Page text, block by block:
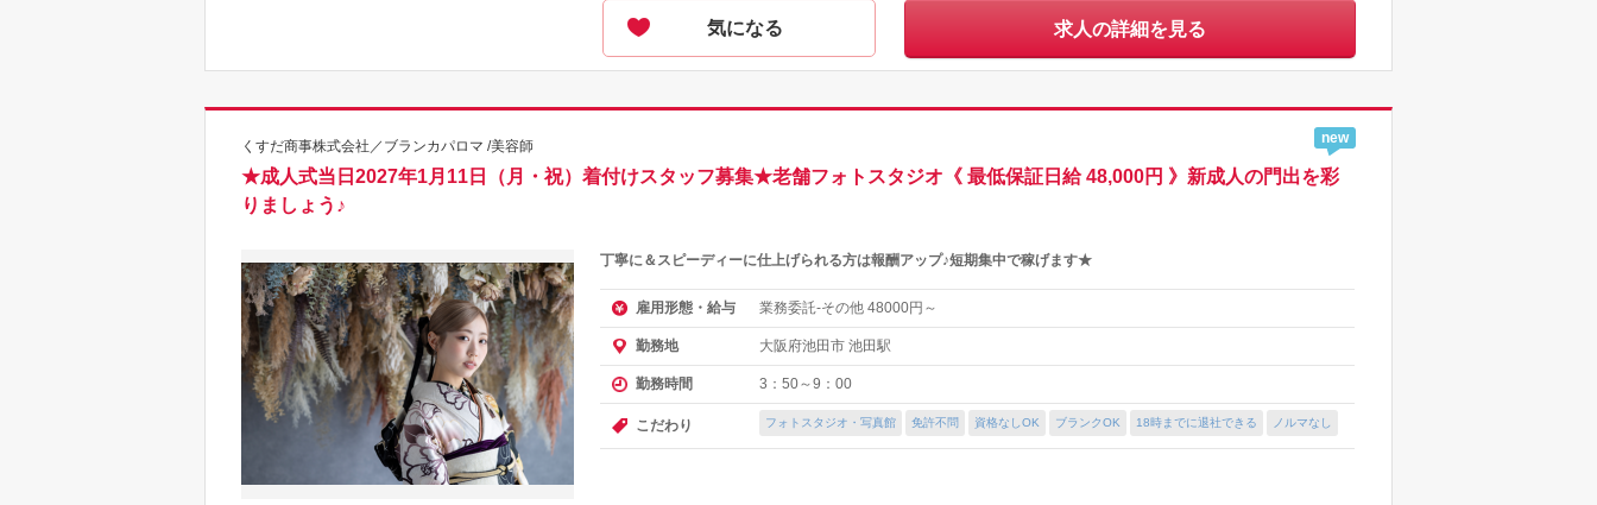
気になる 求人の詳細を見る
くすだ商事株式会社／ブランカパロマ /美容師 new
★成人式当日2027年1月11日（月・祝）着付けスタッフ募集★老舗フォトスタジオ《 最低保証日給 48,000円 》新成人の門出を彩
りましょう♪
丁寧に＆スピーディーに仕上げられる方は報酬アップ♪短期集中で稼げます★
雇用形態・給与 業務委託-その他 48000円～
勤務地 大阪府池田市 池田駅
勤務時間 3：50～9：00
こだわり フォトスタジオ・写真館 免許不問 資格なしOK ブランクOK 18時までに退社できる ノルマなし